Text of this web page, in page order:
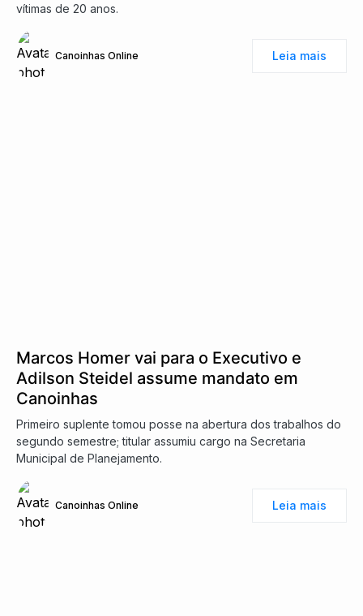
vítimas de 20 anos.
Canoinhas Online Leia mais
Marcos Homer vai para o Executivo e
Adilson Steidel assume mandato em
Canoinhas
Primeiro suplente tomou posse na abertura dos trabalhos do
segundo semestre; titular assumiu cargo na Secretaria
Municipal de Planejamento.
Canoinhas Online Leia mais